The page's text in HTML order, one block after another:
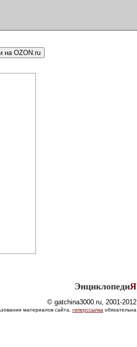
ЭнциклопедиЯ
© gatchina3000.ru, 2001-2012
материалов сайта, гиперссылка обязательна